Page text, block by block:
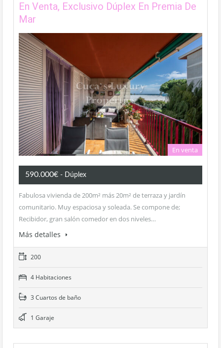
En Venta, Exclusivo Dúplex En Premia De
Mar
En venta
590.000€ - Dúplex
Fabulosa vivienda de 200m² más 20m² de terraza y jardín
comunitario. Muy espaciosa y soleada. Se compone de;
Recibidor, gran salón comedor en dos niveles…
Más detalles
200
4 Habitaciones
3 Cuartos de baño
1 Garaje